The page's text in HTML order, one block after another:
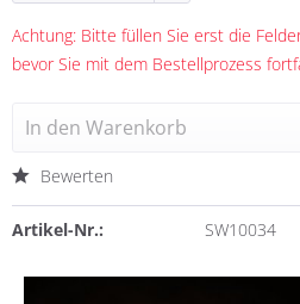
Achtung: Bitte füllen Sie erst die
bevor Sie mit dem Bestellprozess
In den Warenkorb
Bewerten
Artikel-Nr.: SW10034